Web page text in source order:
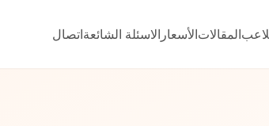
المقالاتالأسعار الاسئلة الشائعةاتصال